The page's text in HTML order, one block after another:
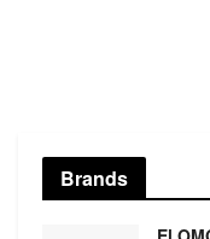
Brands